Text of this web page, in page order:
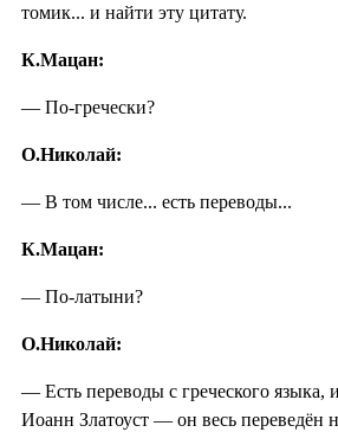
томик... и найти эту цитату.
К.Мацан:
— По-гречески?
О.Николай:
— В том числе... есть переводы...
К.Мацан:
— По-латыни?
О.Николай:
— Есть переводы с греческого языка,
Иоанн Златоуст — он весь переведён